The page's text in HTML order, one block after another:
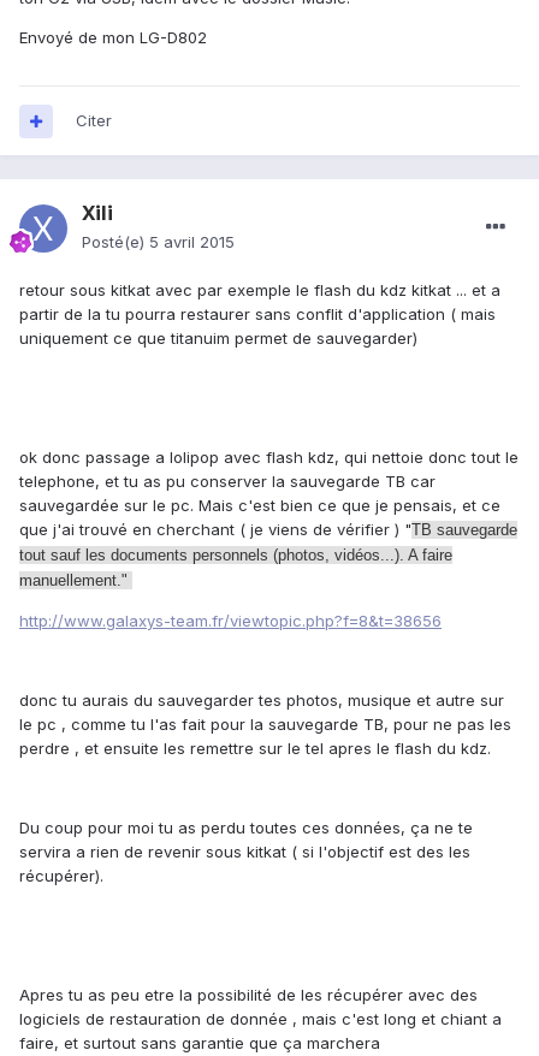
Envoyé de mon LG-D802
Citer
Xili
Posté(e) 5 avril 2015
retour sous kitkat avec par exemple le flash du kdz kitkat ... et a
partir de la tu pourra restaurer sans conflit d'application ( mais
uniquement ce que titanuim permet de sauvegarder)
ok donc passage a lolipop avec flash kdz, qui nettoie donc tout le
telephone, et tu as pu conserver la sauvegarde TB car
sauvegardée sur le pc. Mais c'est bien ce que je pensais, et ce
que j'ai trouvé en cherchant ( je viens de vérifier ) "TB sauvegarde
tout sauf les documents personnels (photos, vidéos...). A faire
manuellement."
http://www.galaxys-team.fr/viewtopic.php?f=8&t=38656
donc tu aurais du sauvegarder tes photos, musique et autre sur
le pc , comme tu l'as fait pour la sauvegarde TB, pour ne pas les
perdre , et ensuite les remettre sur le tel apres le flash du kdz.
Du coup pour moi tu as perdu toutes ces données, ça ne te
servira a rien de revenir sous kitkat ( si l'objectif est des les
récupérer).
Apres tu as peu etre la possibilité de les récupérer avec des
logiciels de restauration de donnée , mais c'est long et chiant a
faire, et surtout sans garantie que ça marchera